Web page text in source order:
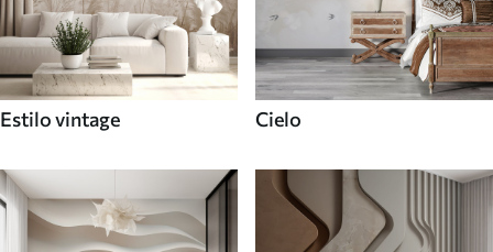
Estilo vintage Cielo